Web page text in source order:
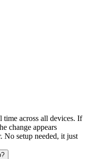
time across all devices. If
change appears
No setup needed, it just